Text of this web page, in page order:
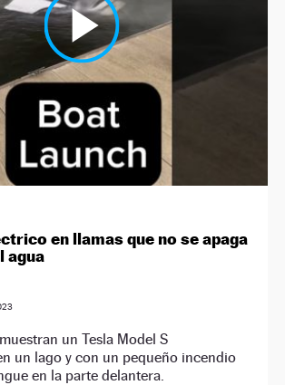
en llamas que no se apaga
agua
un Tesla Model S
un lago y con un pequeño incendio
en la parte delantera.